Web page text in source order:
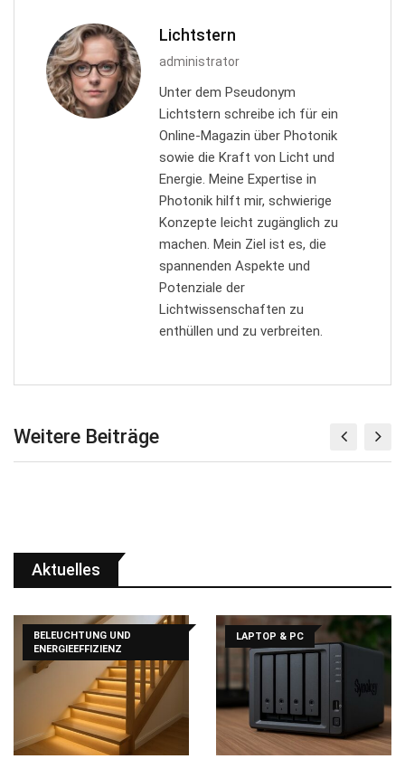
Lichtstern
administrator
Unter dem Pseudonym
Lichtstern schreibe ich für ein
Online-Magazin über Photonik
sowie die Kraft von Licht und
Energie. Meine Expertise in
Photonik hilft mir, schwierige
Konzepte leicht zugänglich zu
machen. Mein Ziel ist es, die
spannenden Aspekte und
Potenziale der
Lichtwissenschaften zu
enthüllen und zu verbreiten.
Weitere Beiträge
Aktuelles
BELEUCHTUNG UND
ENERGIEEFFIZIENZ
LAPTOP & PC